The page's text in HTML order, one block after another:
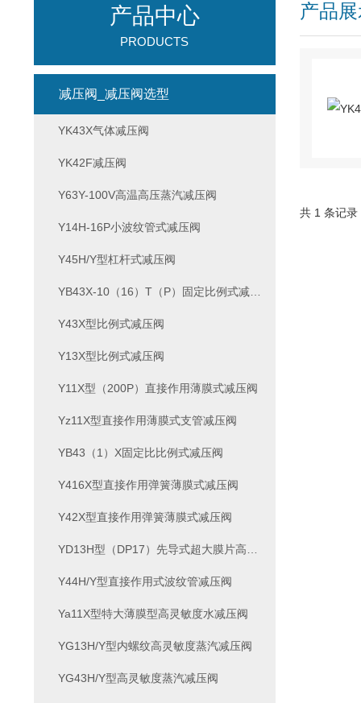
产品
共 1 条记
产品中心
PRODUCTS
减压阀_减压阀选型
YK43X气体减压阀
YK42F减压阀
Y63Y-100V高温高压蒸汽减压阀
Y14H-16P小波纹管式减压阀
Y45H/Y型杠杆式减压阀
YB43X-10（16）T（P）固定比例式减压阀
Y43X型比例式减压阀
Y13X型比例式减压阀
Y11X型（200P）直接作用薄膜式减压阀
Yz11X型直接作用薄膜式支管减压阀
YB43（1）X固定比比例式减压阀
Y416X型直接作用弹簧薄膜式减压阀
Y42X型直接作用弹簧薄膜式减压阀
Y44H/Y型直接作用式波纹管减压阀
Ya11X型特大薄膜型高灵敏度水减压阀
YG13H/Y型内螺纹高灵敏度蒸汽减压阀
YG43H/Y型高灵敏度蒸汽减压阀